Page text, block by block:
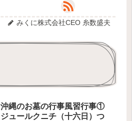
みくに株式会社CEO 糸数盛夫
沖縄のお墓の行事風習行事①
ジュールクニチ（十六日）つ